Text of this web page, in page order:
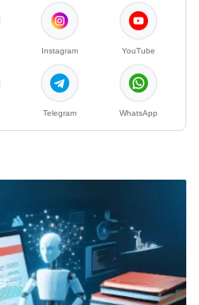
Instagram YouTube
Telegram WhatsApp